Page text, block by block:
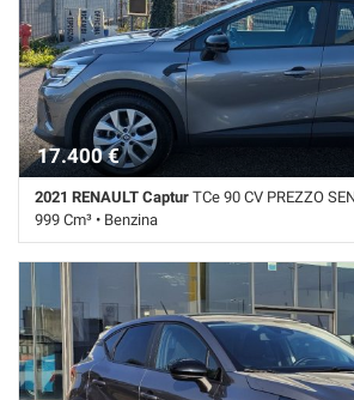
d'emergenza assistita • Immobilizzatore
dei segnali stradali • Sensore di luce • Sensori
posteriori • Servosterzo • Specchietti laterali
17.400 €
2021 RENAULT Captur TCe 90 CV PREZZO SENZA
999 Cm³ • Benzina
43.000 Km • Cambio Manuale (6) • Grigio
Airbag • Airbag laterali • Airbag Passeggero •
Autoradio digitale • Bluetooth • Boardcomputer
lega • Chiusura centralizzata • Climatizzatore •
della corsia • Controllo trazione • Cruise Control
Frenata d'emergenza assistita •